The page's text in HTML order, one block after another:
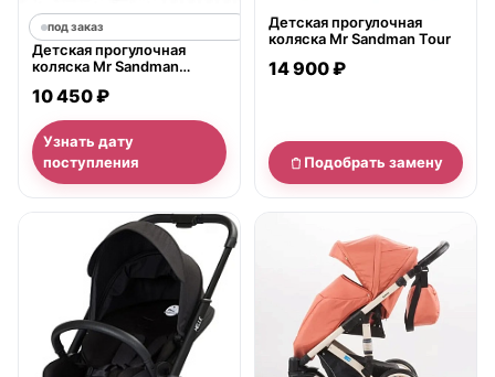
под заказ
Детская прогулочная
коляска Mr Sandman
10 450 ₽
Узнать дату
поступления
Детская прогулочная
коляска Mr Sandman Tour
14 900 ₽
Подобрать замену